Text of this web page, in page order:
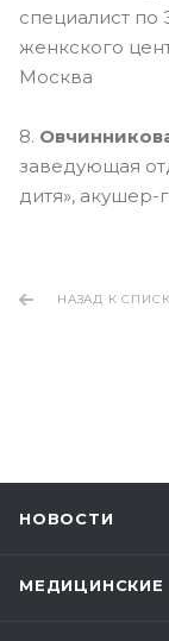
специалист по
женкского
Москва
8.
заведующая
дитя», акушер-
НАЗАД К
НОВОСТИ